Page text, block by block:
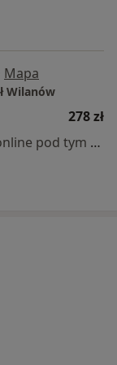
Mapa
Wilanów
278 zł
Specjalista nie oferuje umawiania online pod tym adresem.